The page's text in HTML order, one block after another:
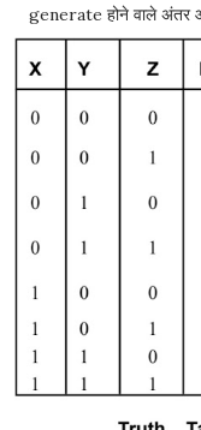
generate होने वाले अंतर